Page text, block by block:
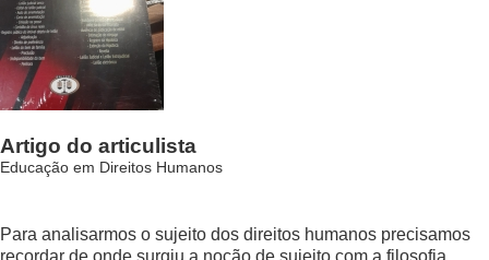
Artigo do articulista
Educação em Direitos Humanos
Para analisarmos o sujeito dos direitos humanos precisamos
recordar de onde surgiu a noção de sujeito com a filosofia